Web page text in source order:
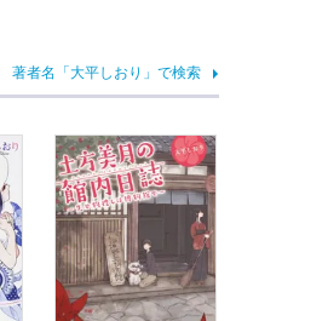
著者名「大平しおり」で検索